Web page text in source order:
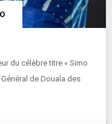
du célèbre titre « Simo
de Douala des